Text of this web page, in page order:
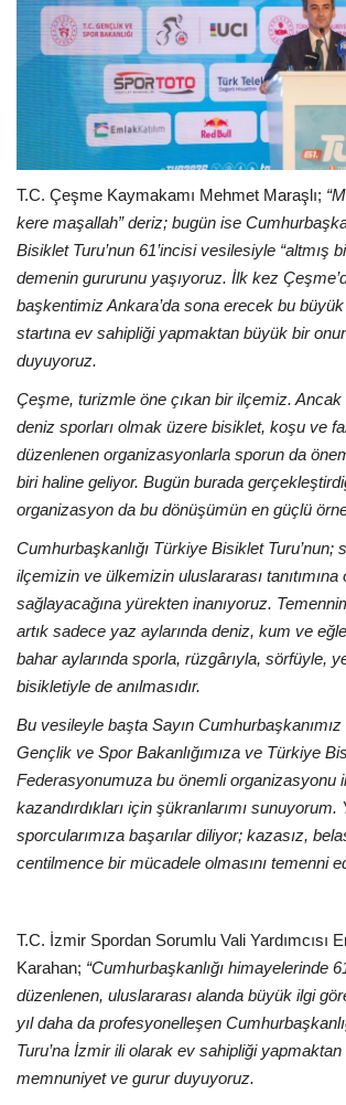
T.C. Çeşme Kaymakamı Mehmet Maraşlı;
kere maşallah” deriz; bugün ise
Bisiklet Turu’nun 61’incisi vesilesiyle “altmış
demenin gururunu yaşıyoruz. İlk kez
başkentimiz Ankara’da sona erecek bu
startına ev sahipliği yapmaktan büyük bir
duyuyoruz.
Çeşme, turizmle öne çıkan bir ilçemiz. Ancak
deniz sporları olmak üzere bisiklet, koşu ve
düzenlenen organizasyonlarla sporun da
biri haline geliyor. Bugün burada
organizasyon da bu dönüşümün en güçlü
Cumhurbaşkanlığı Türkiye Bisiklet Turu’nun;
ilçemizin ve ülkemizin uluslararası tanıtımına
sağlayacağına yürekten inanıyoruz.
artık sadece yaz aylarında deniz, kum ve
bahar aylarında sporla, rüzgârıyla, sörfüyle,
bisikletiyle de anılmasıdır.
Bu vesileyle başta Sayın
Gençlik ve Spor Bakanlığımıza ve Türkiye
Federasyonumuza bu önemli organizasyonu
kazandırdıkları için şükranlarımı sunuyorum.
sporcularımıza başarılar diliyor; kazasız,
centilmence bir mücadele olmasını temenni
T.C. İzmir Spordan Sorumlu Vali Yardımcısı
Karahan; “Cumhurbaşkanlığı himayelerinde
düzenlenen, uluslararası alanda büyük ilgi
yıl daha da profesyonelleşen
Turu’na İzmir ili olarak ev sahipliği
memnuniyet ve gurur duyuyoruz.